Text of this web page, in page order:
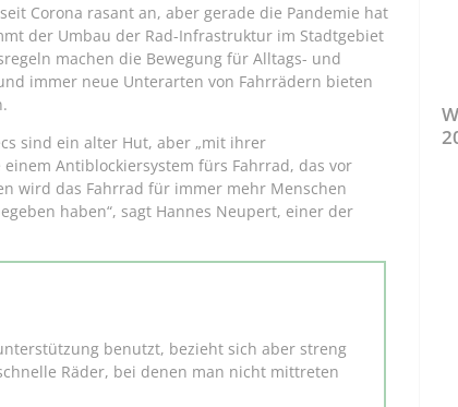
Corona rasant an, aber gerade die Pandemie hat
der Umbau der Rad-Infrastruktur im Stadtgebiet
machen die Bewegung für Alltags- und
immer neue Unterarten von Fahrrädern bieten
sind ein alter Hut, aber „mit ihrer
Antiblockiersystem fürs Fahrrad, das vor
wird das Fahrrad für immer mehr Menschen
haben“, sagt Hannes Neupert, einer der
benutzt, bezieht sich aber streng
Räder, bei denen man nicht mittreten